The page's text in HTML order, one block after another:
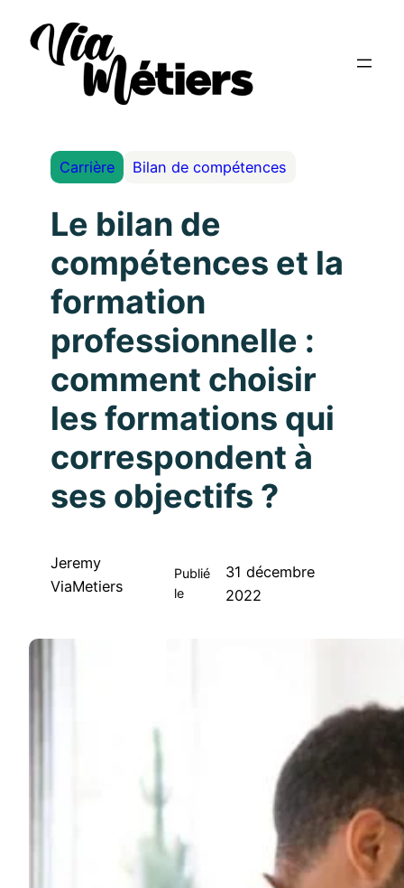
Carrière Bilan de compétences
Le bilan de
compétences et la
formation
professionnelle :
comment choisir
les formations qui
correspondent à
ses objectifs ?
Jeremy
ViaMetiers
Publié
le
31 décembre
2022